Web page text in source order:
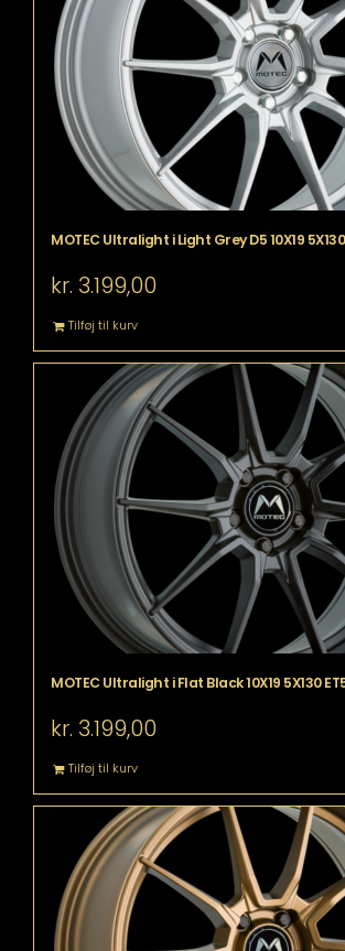
MOTEC Ultralight i Light Grey D5 10X19
kr. 3.199,00
Tilføj til kurv
MOTEC Ultralight i Flat Black 10X19 5X130
kr. 3.199,00
Tilføj til kurv